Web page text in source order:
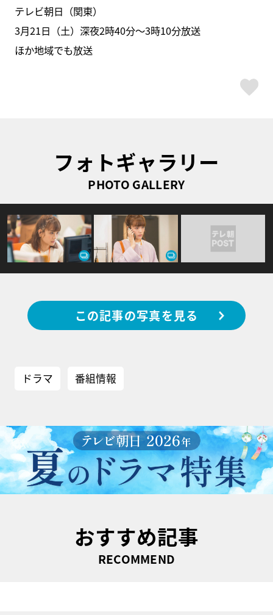
テレビ朝日（関東）
3月21日（土）深夜2時40分～3時10分放送
ほか地域でも放送
フォトギャラリー
PHOTO GALLERY
この記事の写真を見る
ドラマ 番組情報
おすすめ記事
RECOMMEND